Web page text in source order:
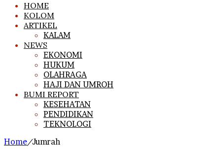
HOME
KOLOM
ARTIKEL
KALAM
NEWS
EKONOMI
HUKUM
OLAHRAGA
HAJI DAN UMROH
BUMI REPORT
KESEHATAN
PENDIDIKAN
TEKNOLOGI
Home/Jumrah